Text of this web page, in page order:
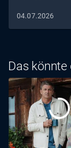
04.07.2026
Das könnte